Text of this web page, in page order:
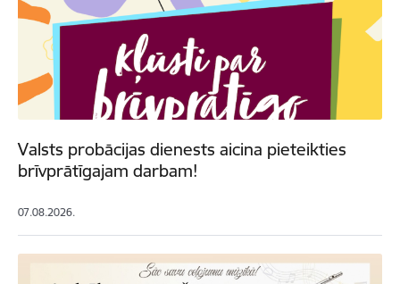
Valsts probācijas dienests aicina pieteikties
brīvprātīgajam darbam!
07.08.2026.